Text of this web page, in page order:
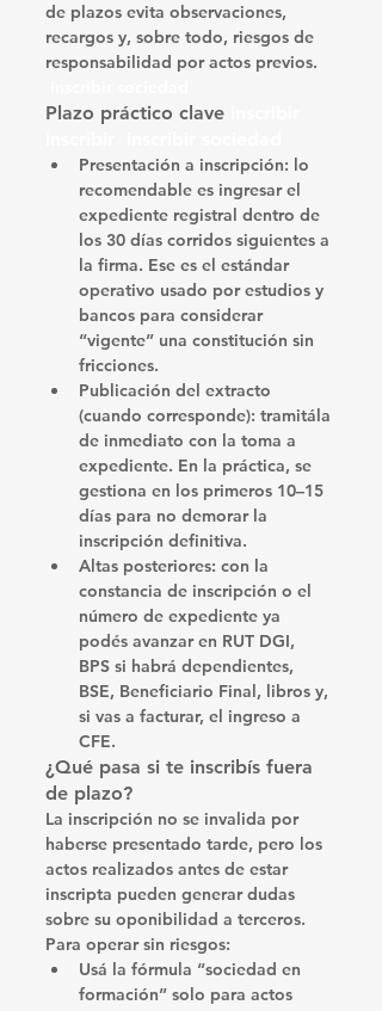
de plazos evita observaciones,
recargos y, sobre todo, riesgos de
responsabilidad por actos previos.
Plazo práctico clave
Presentación a inscripción: lo
recomendable es ingresar el
expediente registral dentro de
los 30 días corridos siguientes a
la firma. Ese es el estándar
operativo usado por estudios y
bancos para considerar
“vigente” una constitución sin
fricciones.
Publicación del extracto
(cuando corresponde): tramitála
de inmediato con la toma a
expediente. En la práctica, se
gestiona en los primeros 10–15
días para no demorar la
inscripción definitiva.
Altas posteriores: con la
constancia de inscripción o el
número de expediente ya
podés avanzar en RUT DGI,
BPS si habrá dependientes,
BSE, Beneficiario Final, libros y,
si vas a facturar, el ingreso a
CFE.
¿Qué pasa si te inscribís fuera
de plazo?
La inscripción no se invalida por
haberse presentado tarde, pero los
actos realizados antes de estar
inscripta pueden generar dudas
sobre su oponibilidad a terceros.
Para operar sin riesgos:
Usá la fórmula “sociedad en
formación” solo para actos